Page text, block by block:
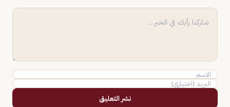
نشر التعليق